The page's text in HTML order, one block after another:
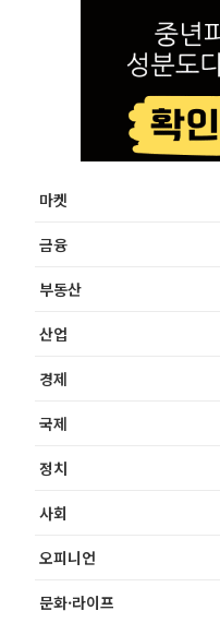
마켓
금융
부동산
산업
경제
국제
정치
사회
오피니언
문화·라이프